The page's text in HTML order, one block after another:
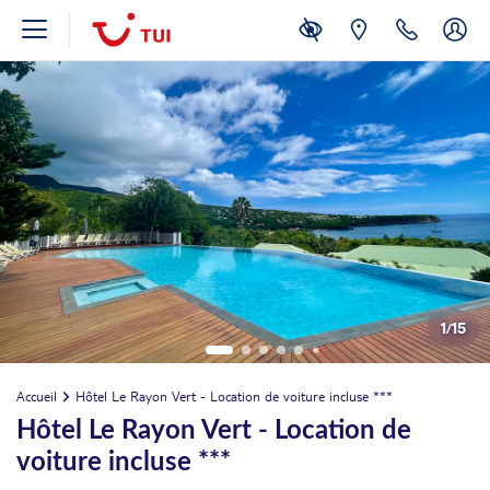
1/15
Accueil Hôtel Le Rayon Vert - Location de voiture incluse ***
Hôtel Le Rayon Vert - Location de
voiture incluse ***